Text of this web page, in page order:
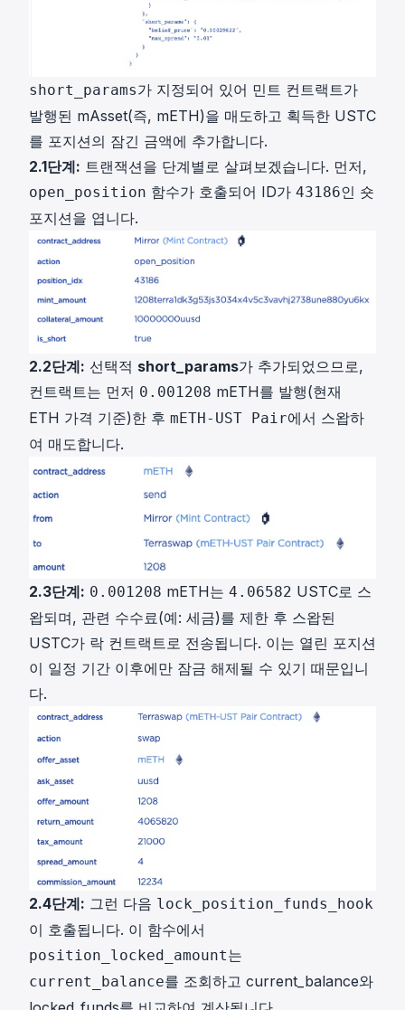
short_params가 지정되어 있어 민트 컨트랙트가
발행된 mAsset(즉, mETH)을 매도하고 획득한 USTC
를 포지션의 잠긴 금액에 추가합니다.
2.1단계: 트랜잭션을 단계별로 살펴보겠습니다. 먼저,
open_position 함수가 호출되어 ID가 43186인 숏
포지션을 엽니다.
2.2단계: 선택적 short_params가 추가되었으므로,
컨트랙트는 먼저 0.001208 mETH를 발행(현재
ETH 가격 기준)한 후 mETH-UST Pair에서 스왑하
여 매도합니다.
2.3단계: 0.001208 mETH는 4.06582 USTC로 스
왑되며, 관련 수수료(예: 세금)를 제한 후 스왑된
USTC가 락 컨트랙트로 전송됩니다. 이는 열린 포지션
이 일정 기간 이후에만 잠금 해제될 수 있기 때문입니
다.
2.4단계: 그런 다음 lock_position_funds_hook
이 호출됩니다. 이 함수에서
position_locked_amount는
current_balance를 조회하고 current_balance와